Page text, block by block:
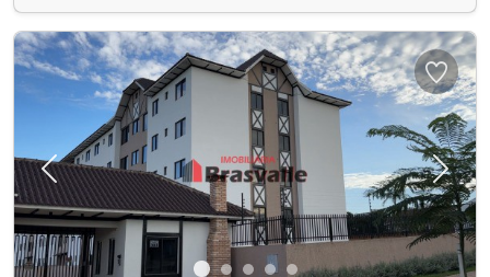
Previous Next